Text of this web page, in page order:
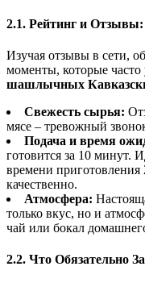
2.1. Рейтинг и
Изучая отзывы в сети,
моменты, которые
шашлычных
Свежесть сырья:
мясе – тревожный
Подача и время
готовится за 10 минут.
времени приготовления
качественно.
Атмосфера:
только вкус, но и
чай или бокал
2.2. Что Обязательно